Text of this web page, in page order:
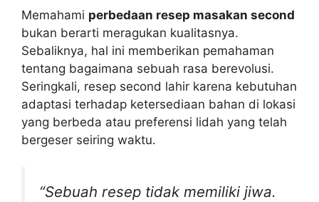
Memahami perbedaan resep masakan second
bukan berarti meragukan kualitasnya.
Sebaliknya, hal ini memberikan pemahaman
tentang bagaimana sebuah rasa berevolusi.
Seringkali, resep second lahir karena kebutuhan
adaptasi terhadap ketersediaan bahan di lokasi
yang berbeda atau preferensi lidah yang telah
bergeser seiring waktu.
“Sebuah resep tidak memiliki jiwa.